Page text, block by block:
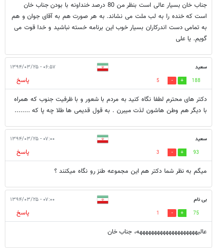
جناب خان بسیار عالی است بنظر من 80 درصد خنداونه با بودن جناب خان
است که خنده را به لب ملت می نشاند. به هر صورت هم به آقای جوان و هم
به تمامی دست اندرکاران بسیار خوب این برنامه خسته نباشید و خدا قوت می
گویم. یا علی
سعید ۰۶:۵۷ - ۱۳۹۴/۰۳/۲۵
188
5
پاسخ
دکتر های محترم لطفا نگاه کنید به مردم با شعور و با ظرفیت جنوب که همراه
با دیگر هم وطن هاشون لذت میبرن . به قول قدیمی ها طلا چه پا که ........
سعید ۰۷:۰۰ - ۱۳۹۴/۰۳/۲۵
93
3
پاسخ
میگم به نظر شما دکتر هم این مجموعه طنز رو نگاه میکنند ؟
بی نام ۰۷:۰۰ - ۱۳۹۴/۰۳/۲۵
75
1
پاسخ
عاليههههههههههههههههههههه، جناب خان